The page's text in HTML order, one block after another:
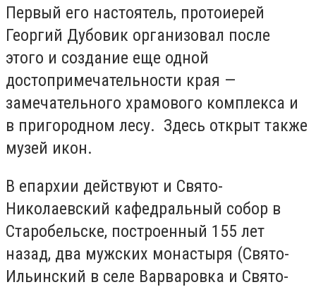
Первый его настоятель, протоиерей
Георгий Дубовик организовал после
этого и создание еще одной
достопримечательности края —
замечательного храмового комплекса и
в пригородном лесу. Здесь открыт также
музей икон.
В епархии действуют и Свято-
Николаевский кафедральный собор в
Старобельске, построенный 155 лет
назад, два мужских монастыря (Свято-
Ильинский в селе Варваровка и Свято-